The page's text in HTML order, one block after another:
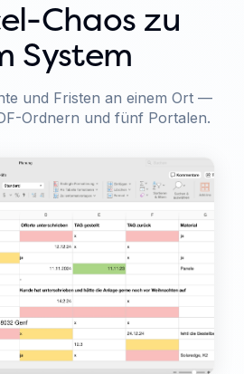
Chaos zu
System
und Fristen an einem Ort —
Ordnern und fünf Portalen.